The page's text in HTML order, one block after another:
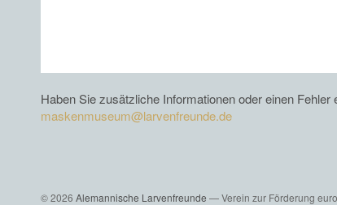
Haben Sie zusätzliche Informationen oder einen
maskenmuseum@larvenfreunde.de
© 2026 Alemannische Larvenfreunde — Verein zur Förderung